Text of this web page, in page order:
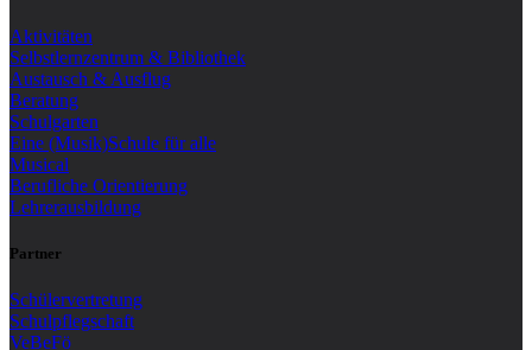
Aktivitäten
Selbstlernzentrum & Bibliothek
Austausch & Ausflug
Beratung
Schulgarten
Eine (Musik)Schule für alle
Musical
Berufliche Orientierung
Lehrerausbildung
Partner
Schülervertretung
Schulpflegschaft
VeBeFö